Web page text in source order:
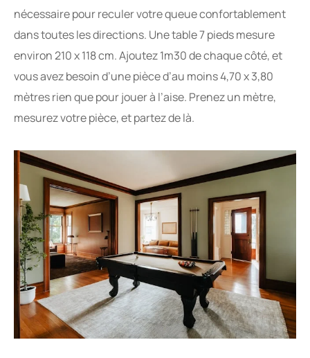
nécessaire pour reculer votre queue confortablement
dans toutes les directions. Une table 7 pieds mesure
environ 210 x 118 cm. Ajoutez 1m30 de chaque côté, et
vous avez besoin d’une pièce d’au moins 4,70 x 3,80
mètres rien que pour jouer à l’aise. Prenez un mètre,
mesurez votre pièce, et partez de là.